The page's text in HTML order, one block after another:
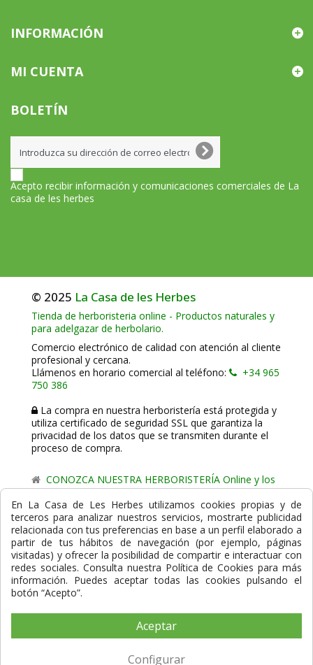
INFORMACIÓN
MI CUENTA
BOLETÍN
Acepto recibir información y comunicaciones comerciales de La
casa de les herbes
© 2025 La Casa de les Herbes
Tienda de herboristeria online - Productos naturales y
para adelgazar de herbolario.
Comercio electrónico de calidad con atención al cliente
profesional y cercana.
Llámenos en horario comercial al teléfono:
+34 965
750 386
La compra en nuestra herboristería está protegida y
utiliza certificado de seguridad SSL que garantiza la
privacidad de los datos que se transmiten durante el
proceso de compra.
CONOZCA NUESTRA HERBORISTERÍA Online y los
comercio de proximidad de La Casa de les Herbes.
Powered byGesdi.com E-Commerce - Tiendas online
profesionales y seguras
Formas de Pago
Compra Segura
En La Casa de Les Herbes utilizamos cookies propias y de
terceros para analizar nuestros servicios, mostrarte publicidad
relacionada con tus preferencias en base a un perfil elaborado a
partir de tus hábitos de navegación (por ejemplo, páginas
visitadas) y ofrecer la posibilidad de compartir e interactuar con
redes sociales. Consulta nuestra Política de Cookies para más
información. Puedes aceptar todas las cookies pulsando el
botón “Acepto”.
Aceptar
Configurar